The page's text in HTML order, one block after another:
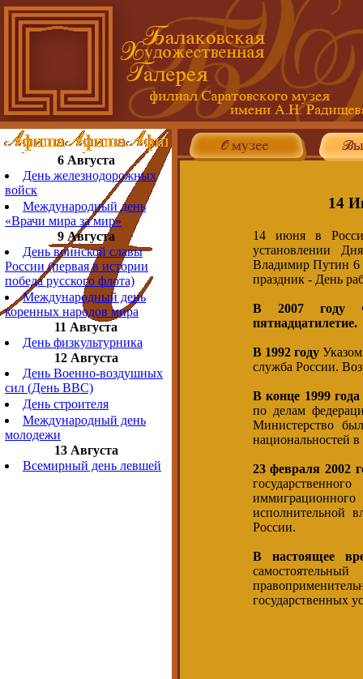
6 Августа
День железнодорожных
войск
Международный день
«Врачи мира за мир»
9 Августа
День воинской славы
России (первая в истории
победа русского флота)
Международный день
коренных народов мира
11 Августа
День физкультурника
12 Августа
День Военно-воздушных
сил (День ВВС)
День строителя
Международный день
молодежи
13 Августа
Всемирный день левшей
14
14 июня в
установлении
Владимир Путин 6
праздник - День
В 2007 году
пятнадцатилетие.
В 1992 году
служба России.
В конце 1999
по делам
Министерство
национальностей
23 февраля 2002
исполнительной
России.
В настоящее
государственных